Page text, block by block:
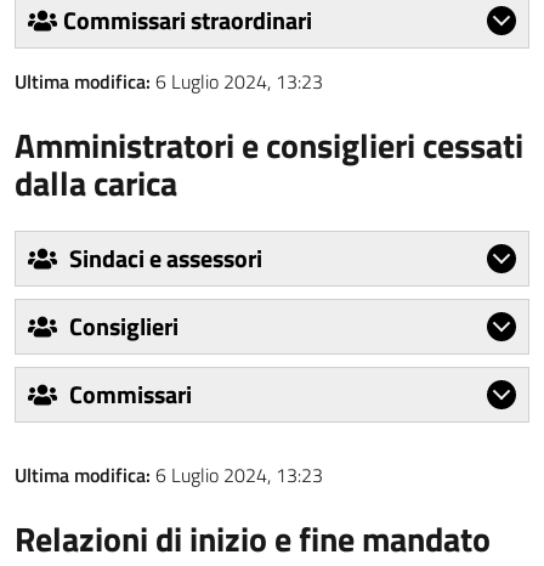
Commissari straordinari
Ultima modifica: 6 Luglio 2024, 13:23
Amministratori e consiglieri cessati
dalla carica
Sindaci e assessori
Consiglieri
Commissari
Ultima modifica: 6 Luglio 2024, 13:23
Relazioni di inizio e fine mandato